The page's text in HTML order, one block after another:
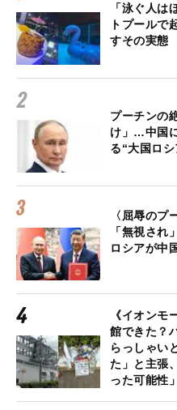
「泳ぐ人
トプールで
すその実態
プーチンの
け」…中国
る“大国ロ
〈屈辱のプ
「無視さ
ロシアが中
《イオンモ
館できた？
らっしゃい
た」と主張
った可能性」